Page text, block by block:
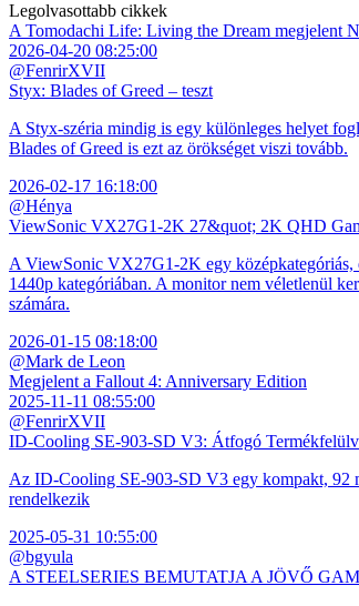
Legolvasottabb cikkek
A Tomodachi Life: Living the Dream megjelent
2026-04-20 08:25:00
@FenrirXVII
Styx: Blades of Greed – teszt
A Styx-széria mindig is egy különleges helyet
Blades of Greed is ezt az örökséget viszi tovább.
2026-02-17 16:18:00
@Hénya
ViewSonic VX27G1-2K 27&quot; 2K QHD
A ViewSonic VX27G1-2K egy középkategóriás,
1440p kategóriában. A monitor nem véletlenül
számára.
2026-01-15 08:18:00
@Mark de Leon
Megjelent a Fallout 4: Anniversary Edition
2025-11-11 08:55:00
@FenrirXVII
ID-Cooling SE-903-SD V3: Átfogó
Az ID-Cooling SE-903-SD V3 egy kompakt, 92
rendelkezik
2025-05-31 10:55:00
@bgyula
A STEELSERIES BEMUTATJA A JÖVŐ